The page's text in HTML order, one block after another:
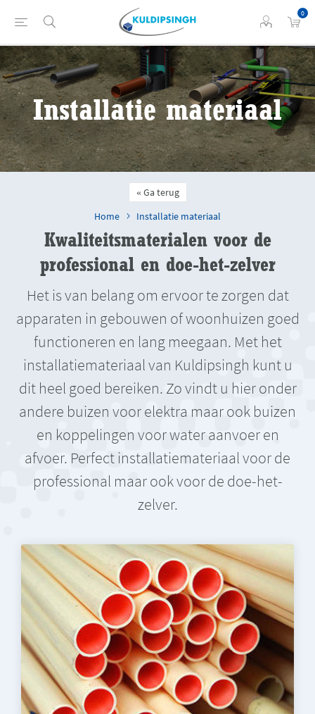
0
Installatie materiaal
Ga terug
Home
Installatie materiaal
Kwaliteitsmaterialen voor de
professional en doe-het-zelver
Het is van belang om ervoor te zorgen dat
apparaten in gebouwen of woonhuizen goed
functioneren en lang meegaan. Met het
installatiemateriaal van Kuldipsingh kunt u
dit heel goed bereiken. Zo vindt u hier onder
andere buizen voor elektra maar ook buizen
en koppelingen voor water aanvoer en
afvoer. Perfect installatiemateriaal voor de
professional maar ook voor de doe-het-
zelver.